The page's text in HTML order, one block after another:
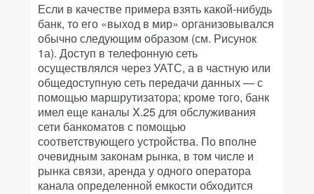
Если в качестве примера взять какой-нибудь
банк, то его «выход в мир» организовывался
обычно следующим образом (см. Рисунок
1а). Доступ в телефонную сеть
осуществлялся через УАТС, а в частную или
общедоступную сеть передачи данных — с
помощью маршрутизатора; кроме того, банк
имел еще каналы X.25 для обслуживания
сети банкоматов с помощью
соответствующего устройства. По вполне
очевидным законам рынка, в том числе и
рынка связи, аренда у одного оператора
канала определенной емкости обходится